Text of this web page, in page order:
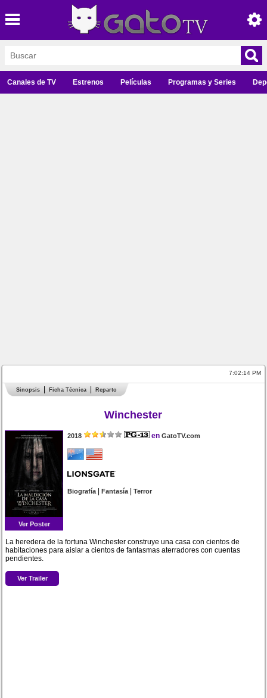
Canales de TV Estrenos Películas Programas y Series
7:02:14 PM
Sinopsis Ficha Técnica Reparto
Winchester
Ver Poster
2018 en GatoTV.com
Biografía|Fantasía|Terror
La heredera de la fortuna Winchester construye una casa con cientos de
habitaciones para aislar a cientos de fantasmas aterradores con cuentas
pendientes.
Ver Trailer